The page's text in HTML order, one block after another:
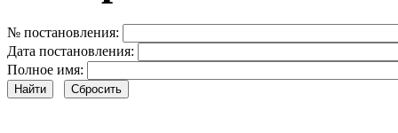
№ постановления:
Дата постановления:
Полное имя:
Найти Сбросить